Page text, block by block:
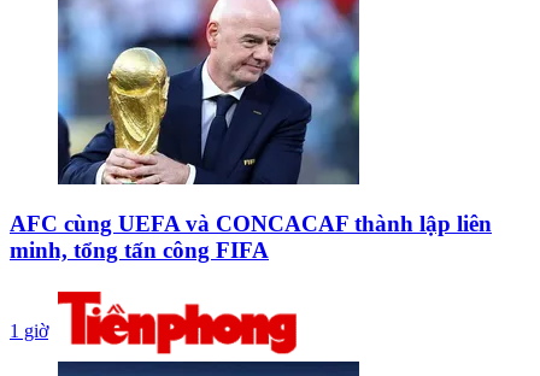
AFC cùng UEFA và CONCACAF thành lập liên
minh, tổng tấn công FIFA
1 giờ